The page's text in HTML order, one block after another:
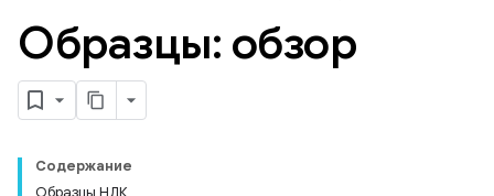
Образцы: обзор
Содержание
Образцы НДК